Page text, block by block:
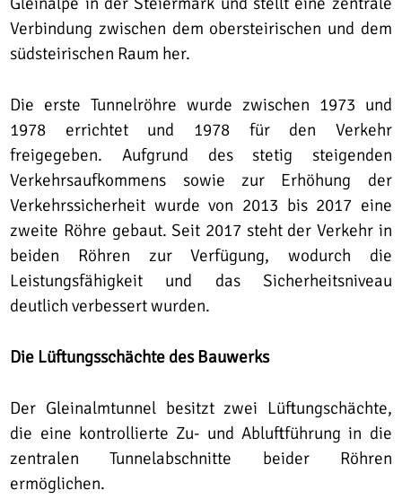
Verbindung zwischen dem obersteirischen und dem
südsteirischen Raum her.
Die erste Tunnelröhre wurde zwischen 1973 und
1978 errichtet und 1978 für den Verkehr
freigegeben. Aufgrund des stetig steigenden
Verkehrsaufkommens sowie zur Erhöhung der
Verkehrssicherheit wurde von 2013 bis 2017 eine
zweite Röhre gebaut. Seit 2017 steht der Verkehr in
beiden Röhren zur Verfügung, wodurch die
Leistungsfähigkeit und das Sicherheitsniveau
deutlich verbessert wurden.
Die Lüftungsschächte des Bauwerks
Der Gleinalmtunnel besitzt zwei Lüftungschächte,
die eine kontrollierte Zu- und Abluftführung in die
zentralen Tunnelabschnitte beider Röhren
ermöglichen.